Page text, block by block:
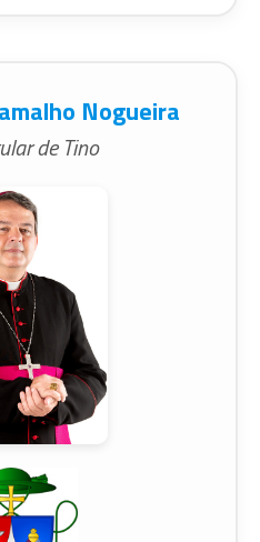
Nogueira
de Tino